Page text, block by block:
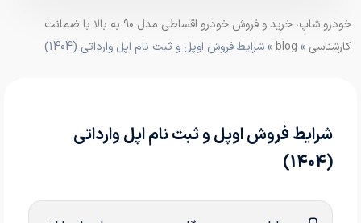
خودرو شاپ، خرید و فروش خودرو اقساطی مدل ۹۰ به بالا با ضمانت
کارشناسی »
blog » شرایط فروش اوپل و ثبت نام اپل وارداتی (1404)
شرایط فروش اوپل و ثبت نام اپل وارداتی
(1404)